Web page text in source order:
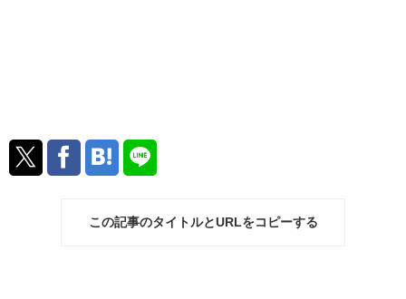
この記事のタイトルとURLをコピーする